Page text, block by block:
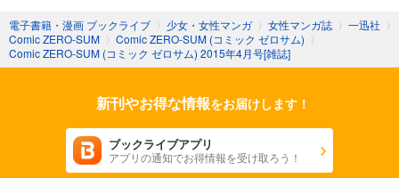
試し読み
あらすじを表示する
509 円 (税込)
電子書籍・漫画 ブックライブ 〉 少女・女性マンガ 〉 女性マンガ誌 〉 一迅社 〉
Comic ZERO-SUM 〉 Comic ZERO-SUM (コミック ゼロサム) 〉
Comic ZERO-SUM (コミック ゼロサム) 2015年4月号[雑誌]
新刊やお得な情報をお届けします！
ブックライブアプリ
アプリの通知でお得情報を受け取ろう！